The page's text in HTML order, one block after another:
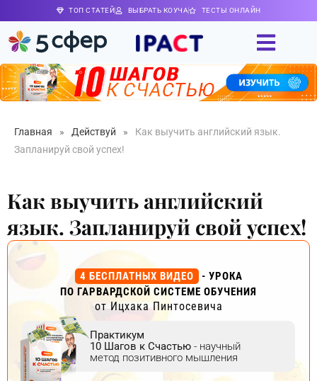
ТОП СТАТЕЙ ВЫБРАТЬ КОУЧА ТЕСТЫ ОНЛАЙН
Главная » Действуй »
Как выучить английский язык.
Запланируй свой успех!
Как выучить английский
язык. Запланируй свой успех!
4 БЕСПЛАТНЫХ ВИДЕО
- УРОКА
ПО ГАРВАРДСКОЙ СИСТЕМЕ ОБУЧЕНИЯ
от Ицхака Пинтосевича
Практикум
10 Шагов к Счастью - научный
метод позитивного мышления